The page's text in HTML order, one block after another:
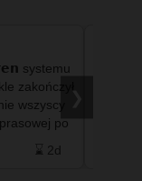
się w
Policjanci
⌛ 3d